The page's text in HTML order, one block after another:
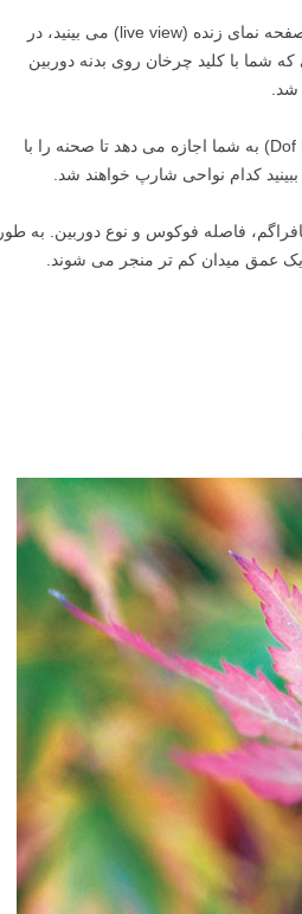
تصویری که شما به طور عادی از طریق منظره یاب (ویزور) یا صفحه نمای زنده (live view) می بینید، در
که شما با کلید چرخان روی بدنه دوربین
با این حال، فشار دادن دکمه پیش نمایش عمق میدان (Dof Preview) به شما اجازه می دهد تا صحنه را با
ببینید کدام نواحی شارپ خواهند شد.
فاصله فوکوس و نوع دوربین. به طور
عمق میدان کم تر منجر می شوند.